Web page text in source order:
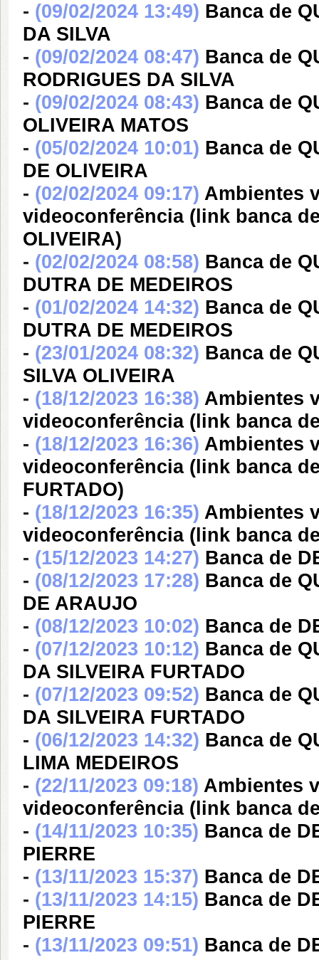
- (09/02/2024 13:49) Banca de
DA SILVA
- (09/02/2024 08:47) Banca de
RODRIGUES DA SILVA
- (09/02/2024 08:43) Banca de
OLIVEIRA MATOS
- (05/02/2024 10:01) Banca de
DE OLIVEIRA
- (02/02/2024 09:17) Ambientes
videoconferência (link banca
OLIVEIRA)
- (02/02/2024 08:58) Banca de
DUTRA DE MEDEIROS
- (01/02/2024 14:32) Banca de
DUTRA DE MEDEIROS
- (23/01/2024 08:32) Banca de
SILVA OLIVEIRA
- (18/12/2023 16:38) Ambientes
videoconferência (link banca
- (18/12/2023 16:36) Ambientes
videoconferência (link banca
FURTADO)
- (18/12/2023 16:35) Ambientes
videoconferência (link banca
- (15/12/2023 14:27) Banca de
- (08/12/2023 17:28) Banca de
DE ARAUJO
- (08/12/2023 10:02) Banca de
- (07/12/2023 10:12) Banca de
DA SILVEIRA FURTADO
- (07/12/2023 09:52) Banca de
DA SILVEIRA FURTADO
- (06/12/2023 14:32) Banca de
LIMA MEDEIROS
- (22/11/2023 09:18) Ambientes
videoconferência (link banca
- (14/11/2023 10:35) Banca de
PIERRE
- (13/11/2023 15:37) Banca de
- (13/11/2023 14:15) Banca de
PIERRE
- (13/11/2023 09:51) Banca de